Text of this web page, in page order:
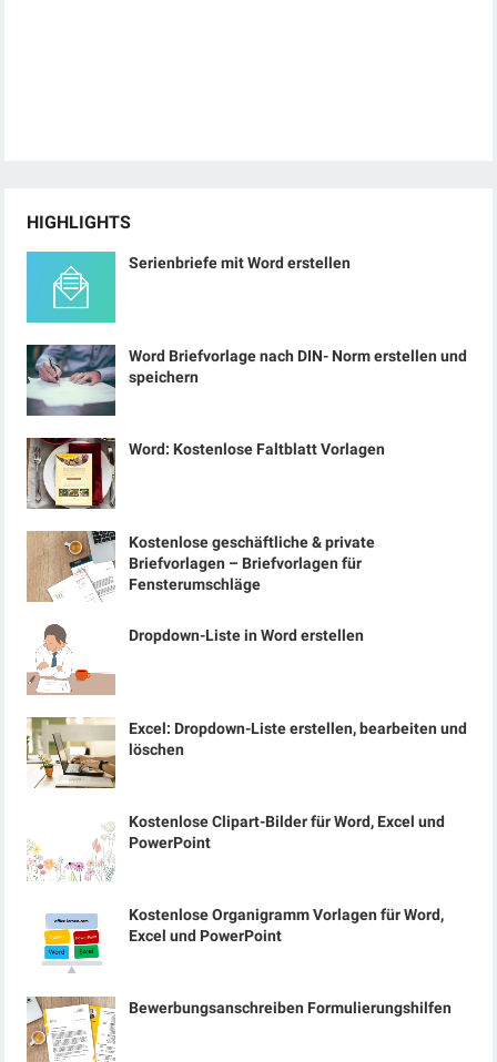
HIGHLIGHTS
Serienbriefe mit Word erstellen
Word Briefvorlage nach DIN- Norm erstellen und
speichern
Word: Kostenlose Faltblatt Vorlagen
Kostenlose geschäftliche & private
Briefvorlagen – Briefvorlagen für
Fensterumschläge
Dropdown-Liste in Word erstellen
Excel: Dropdown-Liste erstellen, bearbeiten und
löschen
Kostenlose Clipart-Bilder für Word, Excel und
PowerPoint
Kostenlose Organigramm Vorlagen für Word,
Excel und PowerPoint
Bewerbungsanschreiben Formulierungshilfen